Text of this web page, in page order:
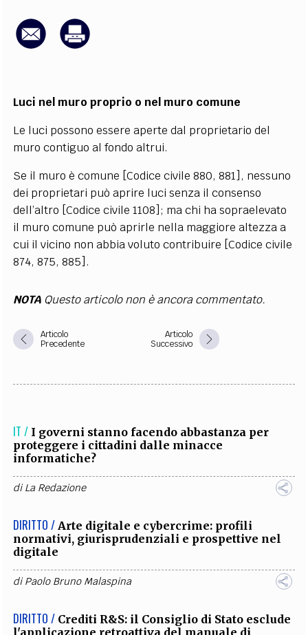
CODICI RUBRICHE
Luci nel muro proprio o nel muro comune
Le luci possono essere aperte dal proprietario del
muro contiguo al fondo altrui.
Se il muro è comune [Codice civile 880, 881], nessuno
dei proprietari può aprire luci senza il consenso
dell’altro [Codice civile 1108]; ma chi ha sopraelevato
il muro comune può aprirle nella maggiore altezza a
cui il vicino non abbia voluto contribuire [Codice civile
874, 875, 885].
NOTA Questo articolo non è ancora commentato.
Articolo
Precedente
Articolo
Successivo
IT / I governi stanno facendo abbastanza per
proteggere i cittadini dalle minacce
informatiche?
diLa Redazione
DIRITTO / Arte digitale e cybercrime: profili
normativi, giurisprudenziali e prospettive nel
digitale
diPaolo Bruno Malaspina
DIRITTO / Crediti R&S: il Consiglio di Stato esclude
l'applicazione retroattiva del manuale di